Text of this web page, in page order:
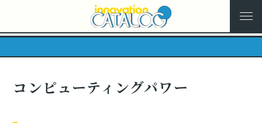
コンピューティングパワー